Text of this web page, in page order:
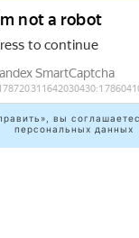
вы
персональных данных